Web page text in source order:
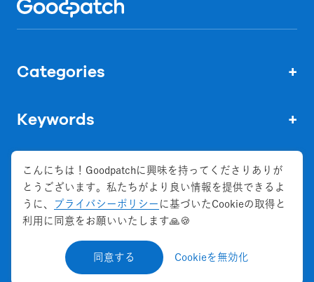
Categories +
Keywords +
株式会社グッドパッチ
会社概要
Goodpatch Inc. All Rights Reserved.
こんにちは！Goodpatchに興味を持ってくださりありが
とうございます。私たちがより良い情報を提供できるよ
うに、
プライバシーポリシー に基づいたCookieの取得と
利用に同意をお願いいたします🙏🍪
同意する Cookieを無効化